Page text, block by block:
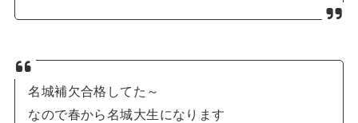
名城補欠合格してた～
なので春から名城大生になります